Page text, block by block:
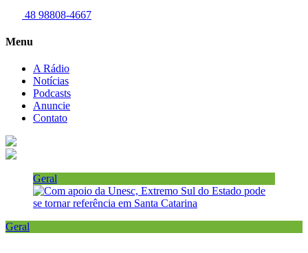
48 98808-4667
Menu
A Rádio
Notícias
Podcasts
Anuncie
Contato
Geral
Geral